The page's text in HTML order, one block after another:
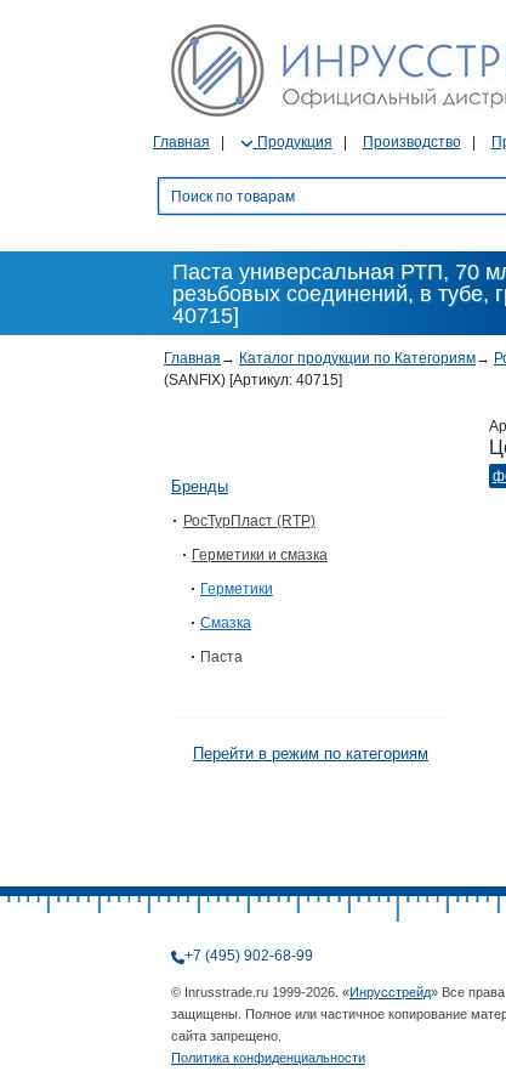
Главная Продукция Производство
Паста универсальная РТП, 70
резьбовых соединений, в тубе,
40715]
Главная → Каталог продукции по Категориям→
(SANFIX) [Артикул: 40715]
Бренды
РосТурПласт (RTP)
Герметики и смазка
Герметики
Смазка
Паста
Перейти в режим по категориям
+7 (495) 902-68-99
© Inrusstrade.ru 1999-2026. «Инрусстрейд» Все права
защищены. Полное или частичное копирование
сайта запрещено.
Политика конфиденциальности